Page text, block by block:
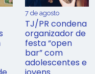
7 de agosto
TJ/PR condena
organizador de
festa “open
bar” com
adolescentes e